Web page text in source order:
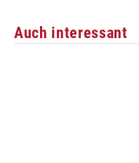
Auch interessant